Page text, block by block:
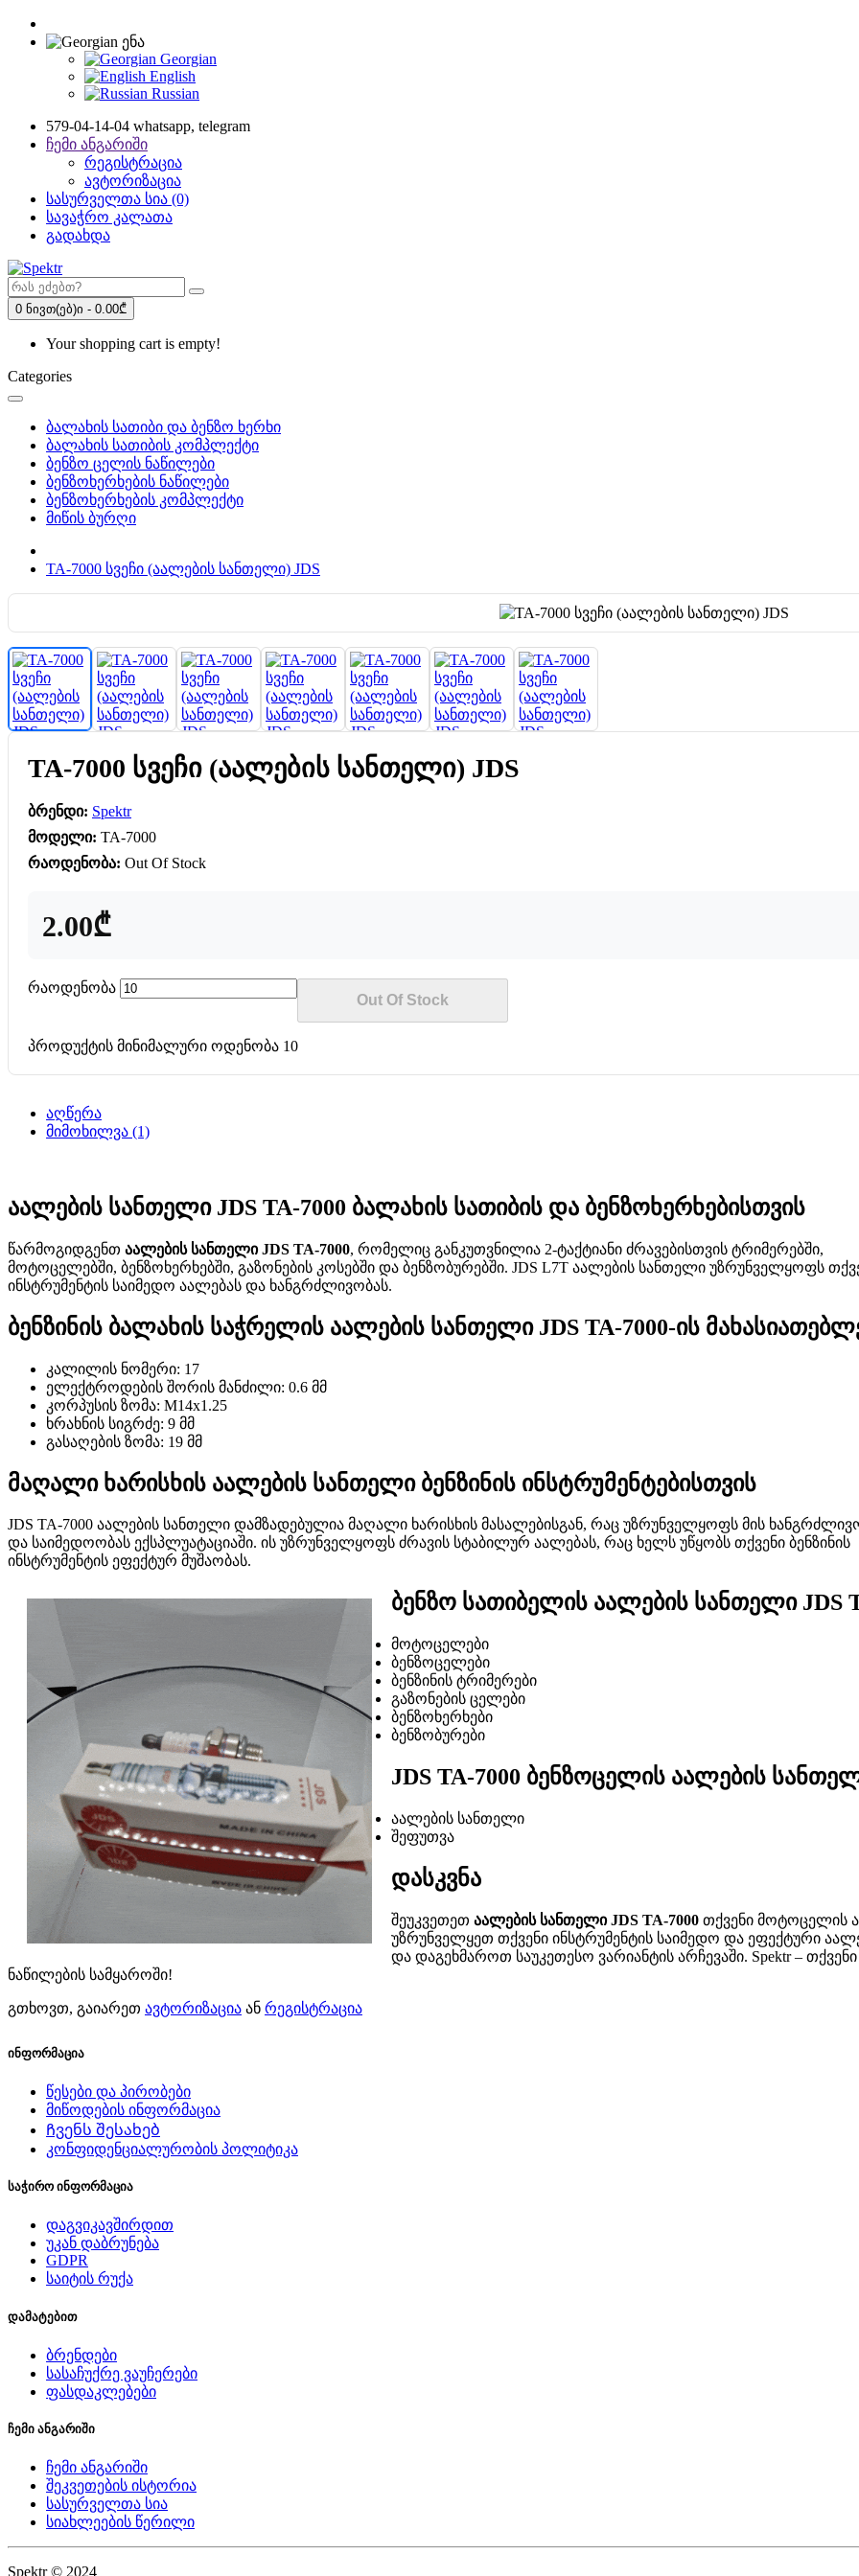
ენა
Georgian
English
Russian
579-04-14-04 whatsapp, telegram
ჩემი ანგარიში
რეგისტრაცია
ავტორიზაცია
სასურველთა სია (0)
სავაჭრო კალათა
გადახდა
0 ნივთ(ებ)ი - 0.00₾
Your shopping cart is empty!
Categories
ბალახის სათიბი და ბენზო ხერხი
ბალახის სათიბის კომპლექტი
ბენზო ცელის ნაწილები
ბენზოხერხების ნაწილები
ბენზოხერხების კომპლექტი
მიწის ბურღი
TA-7000 სვეჩი (აალების სანთელი) JDS
TA-7000 სვეჩი (აალების სანთელი) JDS
ბრენდი: Spektr
მოდელი: TA-7000
რაოდენობა: Out Of Stock
2.00₾
რაოდენობა
Out Of Stock
პროდუქტის მინიმალური ოდენობა 10
აღწერა
მიმოხილვა (1)
აალების სანთელი JDS TA-7000 ბალახის სათიბის და ბენზოხერხებისთვის
წარმოგიდგენთ აალების სანთელი JDS TA-7000, რომელიც განკუთვნილია 2-ტაქტიანი ძრავებისთვის ტრიმერებში,
მოტოცელებში, ბენზოხერხებში, გაზონების კოსებში და ბენზობურებში. JDS L7T აალების სანთელი უზრუნველყოფს
ინსტრუმენტის საიმედო აალებას და ხანგრძლივობას.
ბენზინის ბალახის საჭრელის აალების სანთელი JDS TA-7000-ის
კალილის ნომერი: 17
ელექტროდების შორის მანძილი: 0.6 მმ
კორპუსის ზომა: M14x1.25
ხრახნის სიგრძე: 9 მმ
გასაღების ზომა: 19 მმ
მაღალი ხარისხის აალების სანთელი ბენზინის ინსტრუმენტებისთვის
JDS TA-7000 აალების სანთელი დამზადებულია მაღალი ხარისხის მასალებისგან, რაც უზრუნველყოფს მის
და საიმედოობას ექსპლუატაციაში. ის უზრუნველყოფს ძრავის სტაბილურ აალებას, რაც ხელს უწყობს თქვენი ბენზინის
ინსტრუმენტის ეფექტურ მუშაობას.
ბენზო სათიბელის აალების სანთელი JDS
მოტოცელები
ბენზოცელები
ბენზინის ტრიმერები
გაზონების ცელები
ბენზოხერხები
ბენზობურები
JDS TA-7000 ბენზოცელის აალების
აალების სანთელი
შეფუთვა
დასკვნა
შეუკვეთეთ აალების სანთელი JDS TA-7000 თქვენი მოტოცელის
უზრუნველყეთ თქვენი ინსტრუმენტის საიმედო და ეფექტური
და დაგეხმაროთ საუკეთესო ვარიანტის არჩევაში. Spektr –
ნაწილების სამყაროში!
გთხოვთ, გაიარეთ ავტორიზაცია ან რეგისტრაცია
ინფორმაცია
წესები და პირობები
მიწოდების ინფორმაცია
Ჩვენს შესახებ
კონფიდენციალურობის პოლიტიკა
საჭირო ინფორმაცია
დაგვიკავშირდით
უკან დაბრუნება
GDPR
საიტის რუქა
დამატებით
ბრენდები
სასაჩუქრე ვაუჩერები
ფასდაკლებები
ჩემი ანგარიში
ჩემი ანგარიში
შეკვეთების ისტორია
სასურველთა სია
სიახლეების წერილი
Spektr © 2024